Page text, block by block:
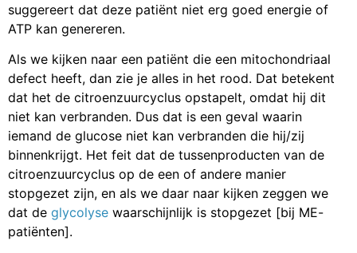
suggereert dat deze patiënt niet erg goed energie of
ATP kan genereren.
Als we kijken naar een patiënt die een mitochondriaal
defect heeft, dan zie je alles in het rood. Dat betekent
dat het de citroenzuurcyclus opstapelt, omdat hij dit
niet kan verbranden. Dus dat is een geval waarin
iemand de glucose niet kan verbranden die hij/zij
binnenkrijgt. Het feit dat de tussenproducten van de
citroenzuurcyclus op de een of andere manier
stopgezet zijn, en als we daar naar kijken zeggen we
dat de glycolyse waarschijnlijk is stopgezet [bij ME-
patiënten].